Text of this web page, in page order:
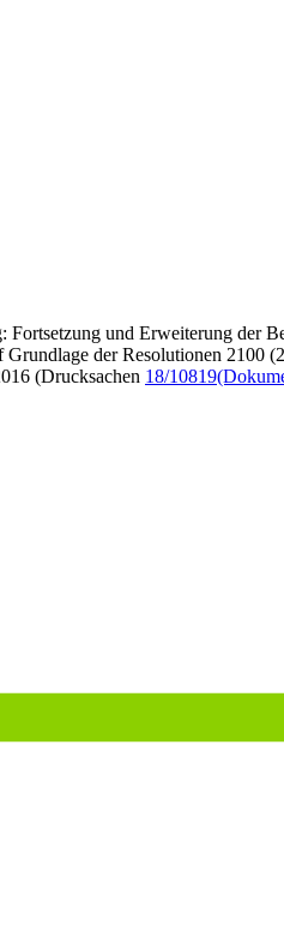
und Erweiterung der
der Resolutionen 2100
(Drucksachen 18/10819